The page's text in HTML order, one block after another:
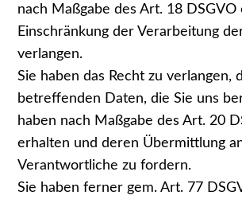
nach Maßgabe des Art. 18 DSGVO
Einschränkung der Verarbeitung
verlangen.
Sie haben das Recht zu verlangen,
betreffenden Daten, die Sie uns
haben nach Maßgabe des Art. 20
erhalten und deren Übermittlung
Verantwortliche zu fordern.
Sie haben ferner gem. Art. 77